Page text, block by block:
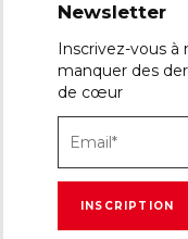
Newsletter
Inscrivez-vous
manquer des
de cœur